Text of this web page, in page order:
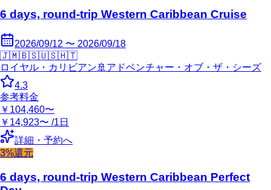
6 days, round-trip Western Caribbean Cruise
2026/09/12 〜 2026/09/18
🇯🇲🇧🇸🇺🇸🇭🇹
ロイヤル・カリビアン 🚢 アドベンチャー・オブ・ザ・シーズ
4.3
参考料金
￥104,460〜
￥14,923〜 /1日
詳細・予約へ
3%還元
6 days, round-trip Western Caribbean Perfect